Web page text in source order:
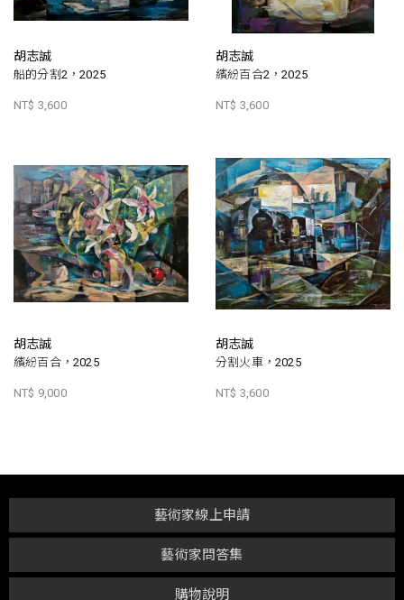
胡志誠
船的分割2，2025
NT$ 3,600
胡志誠
繽紛百合2，2025
NT$ 3,600
胡志誠
繽紛百合，2025
NT$ 9,000
胡志誠
分割火車，2025
NT$ 3,600
購物說明
藝術家問答集
藝術家線上申請